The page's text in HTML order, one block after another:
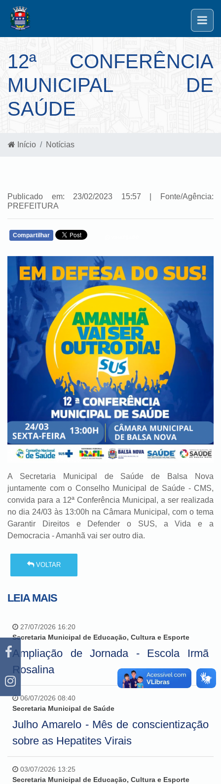
12ª CONFERÊNCIA
MUNICIPAL DE
SAÚDE
Início Notícias
Publicado em: 23/02/2023 15:57 | Fonte/Agência:
PREFEITURA
Compartilhar
A Secretaria Municipal de Saúde de Balsa Nova
juntamente com o Conselho Municipal de Saúde - CMS,
convida para a 12ª Conferência Municipal, a ser realizada
no dia 24/03 às 13:00h na Câmara Municipal, com o tema
Garantir Direitos e Defender o SUS, a Vida e a
Democracia - Amanhã vai ser outro dia.
VOLTAR
LEIA MAIS
27/07/2026 16:20
Secretaria Municipal de Educação, Cultura e Esporte
Ampliação de Jornada - Escola Irmã
Rosalina
06/07/2026 08:40
Secretaria Municipal de Saúde
Julho Amarelo - Mês de conscientização
sobre as Hepatites Virais
03/07/2026 13:25
Secretaria Municipal de Educação, Cultura e Esporte